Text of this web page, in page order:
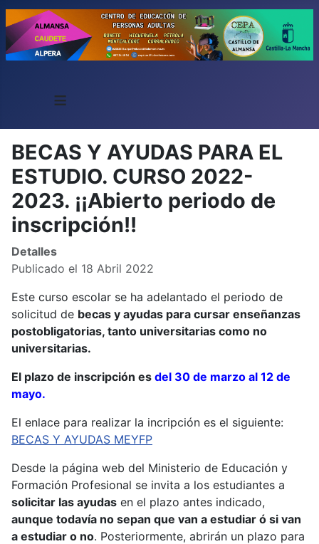
≡
BECAS Y AYUDAS PARA EL
ESTUDIO. CURSO 2022-
2023. ¡¡Abierto periodo de
inscripción!!
Detalles
Publicado el 18 Abril 2022
Este curso escolar se ha adelantado el periodo de
solicitud de becas y ayudas para cursar enseñanzas
postobligatorias, tanto universitarias como no
universitarias.
El plazo de inscripción es del 30 de marzo al 12 de
mayo.
El enlace para realizar la incripción es el siguiente:
BECAS Y AYUDAS MEYFP
Desde la página web del Ministerio de Educación y
Formación Profesional se invita a los estudiantes a
solicitar las ayudas en el plazo antes indicado,
aunque todavía no sepan que van a estudiar ó si van
a estudiar o no. Posteriormente, abrirán un plazo para